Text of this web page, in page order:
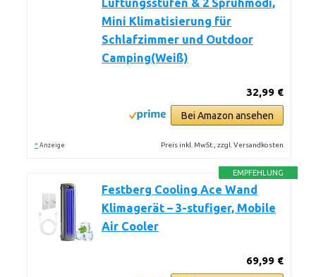
Lüftungsstufen & 2 Sprühmodi,
Mini Klimatisierung für
Schlafzimmer und Outdoor
Camping(Weiß)
32,99 €
Bei Amazon ansehen
* Anzeige Preis inkl. MwSt., zzgl. Versandkosten
EMPFEHLUNG
Festberg Cooling Ace Wand
Klimagerät – 3-stufiger, Mobile
Air Cooler
69,99 €